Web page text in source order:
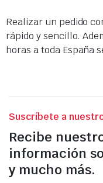
Realizar un pedido
rápido y sencillo.
horas a toda España
Suscríbete a
Recibe
información
y mucho más.